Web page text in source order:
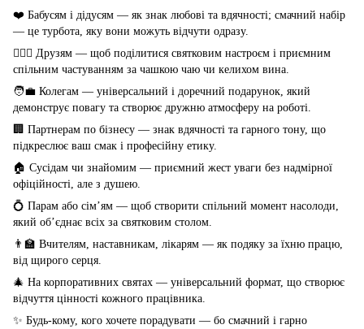
❤️ Бабусям і дідусям — як знак любові та вдячності; смачний набір
— це турбота, яку вони можуть відчути одразу.
👩‍❤️‍👨 Друзям — щоб поділитися святковим настроєм і приємним
спільним частуванням за чашкою чаю чи келихом вина.
🧑‍💼 Колегам — універсальний і доречний подарунок, який
демонструє повагу та створює дружню атмосферу на роботі.
🏢 Партнерам по бізнесу — знак вдячності та гарного тону, що
підкреслює ваш смак і професійну етику.
🏠 Сусідам чи знайомим — приємний жест уваги без надмірної
офіційності, але з душею.
💍 Парам або сім’ям — щоб створити спільний момент насолоди,
який об’єднає всіх за святковим столом.
👨‍🏫 Вчителям, наставникам, лікарям — як подяку за їхню працю,
від щирого серця.
🎄 На корпоративних святах — універсальний формат, що створює
відчуття цінності кожного працівника.
✨ Будь-кому, кого хочете порадувати — бо смачний і гарно